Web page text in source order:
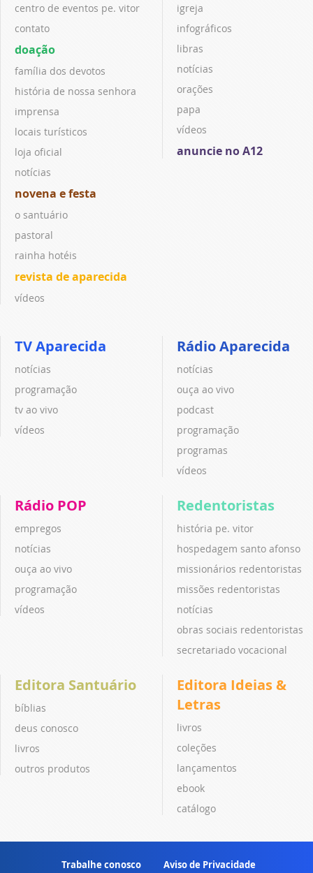
centro de eventos pe. vitor
contato
doação
família dos devotos
história de nossa senhora
imprensa
locais turísticos
loja oficial
notícias
novena e festa
o santuário
pastoral
rainha hotéis
revista de aparecida
vídeos
igreja
infográficos
libras
notícias
orações
papa
vídeos
anuncie no A12
TV Aparecida
notícias
programação
tv ao vivo
vídeos
Rádio Aparecida
notícias
ouça ao vivo
podcast
programação
programas
vídeos
Rádio POP
empregos
notícias
ouça ao vivo
programação
vídeos
Redentoristas
história pe. vitor
hospedagem santo afonso
missionários redentoristas
missões redentoristas
notícias
obras sociais redentoristas
secretariado vocacional
Editora Santuário
bíblias
deus conosco
livros
outros produtos
Editora Ideias &
Letras
livros
coleções
lançamentos
ebook
catálogo
Trabalhe conosco Aviso de Privacidade